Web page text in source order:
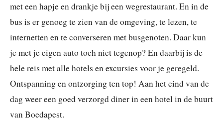
met een hapje en drankje bij een wegrestaurant. En in de
bus is er genoeg te zien van de omgeving, te lezen, te
internetten en te converseren met busgenoten. Daar kun
je met je eigen auto toch niet tegenop? En daarbij is de
hele reis met alle hotels en excursies voor je geregeld.
Ontspanning en ontzorging ten top! Aan het eind van de
dag weer een goed verzorgd diner in een hotel in de buurt
van Boedapest.